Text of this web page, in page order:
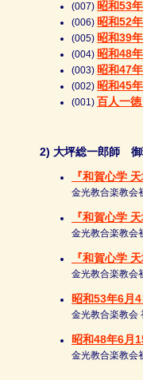
(007) 昭和53
(006) 昭和52
(005) 昭和39
(004) 昭和48
(003) 昭和47
(002) 昭和45
(001) 百人一徳
2) 大坪総一郎師 御
『和賀心学
金光教合楽教
『和賀心学
金光教合楽教
『和賀心学
金光教合楽教
昭和53年6月
金光教合楽教会
昭和48年6月
金光教合楽教